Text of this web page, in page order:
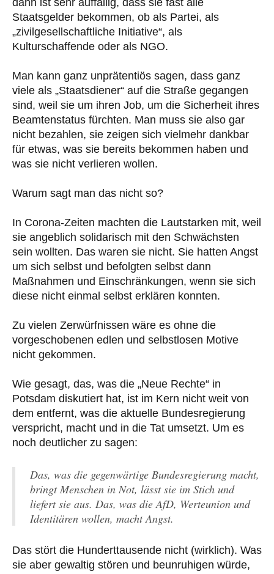
Staatsgelder bekommen, ob als Partei, als
„zivilgesellschaftliche Initiative“, als
Kulturschaffende oder als NGO.
Man kann ganz unprätentiös sagen, dass ganz
viele als „Staatsdiener“ auf die Straße gegangen
sind, weil sie um ihren Job, um die Sicherheit ihres
Beamtenstatus fürchten. Man muss sie also gar
nicht bezahlen, sie zeigen sich vielmehr dankbar
für etwas, was sie bereits bekommen haben und
was sie nicht verlieren wollen.
Warum sagt man das nicht so?
In Corona-Zeiten machten die Lautstarken mit, weil
sie angeblich solidarisch mit den Schwächsten
sein wollten. Das waren sie nicht. Sie hatten Angst
um sich selbst und befolgten selbst dann
Maßnahmen und Einschränkungen, wenn sie sich
diese nicht einmal selbst erklären konnten.
Zu vielen Zerwürfnissen wäre es ohne die
vorgeschobenen edlen und selbstlosen Motive
nicht gekommen.
Wie gesagt, das, was die „Neue Rechte“ in
Potsdam diskutiert hat, ist im Kern nicht weit von
dem entfernt, was die aktuelle Bundesregierung
verspricht, macht und in die Tat umsetzt. Um es
noch deutlicher zu sagen:
Das, was die gegenwärtige Bundesregierung macht,
bringt Menschen in Not, lässt sie im Stich und
liefert sie aus. Das, was die AfD, Werteunion und
Identitären wollen, macht Angst.
Das stört die Hunderttausende nicht (wirklich). Was
sie aber gewaltig stören und beunruhigen würde,